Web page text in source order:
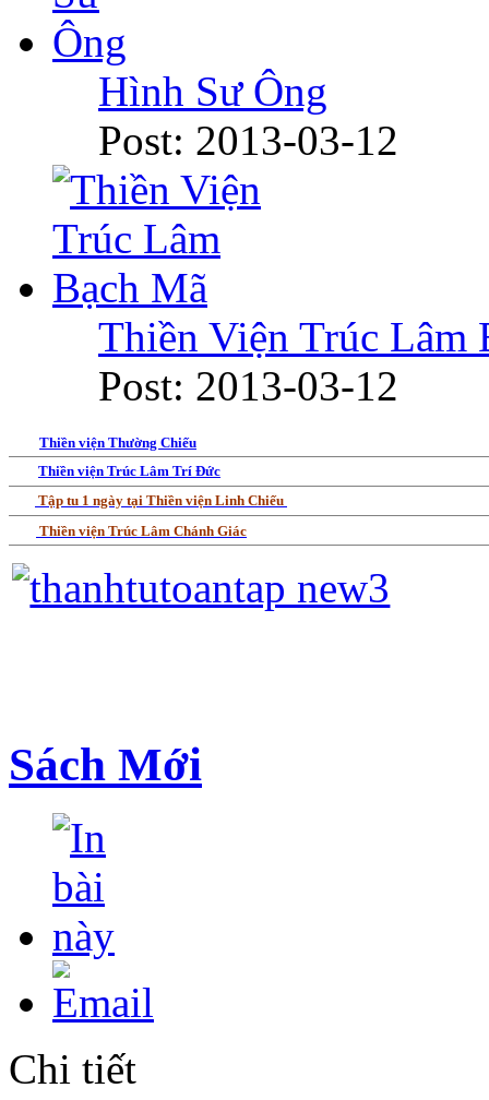
Hình Sư Ông
Post: 2013-03-12
Thiền Viện Trúc Lâm
Post: 2013-03-12
Thiền viện Thường Chiếu
Thiền viện Trúc Lâm Trí Đức
Tập tu 1 ngày tại Thiền viện Linh Chiếu
Thiền viện Trúc Lâm Chánh Giác
Sách Mới
Chi tiết